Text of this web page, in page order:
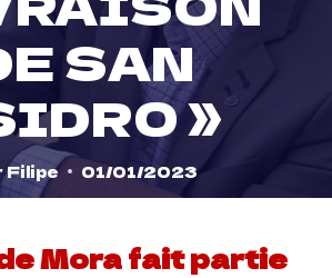
SAN
»
Filipe 01/01/2023
Mora fait partie